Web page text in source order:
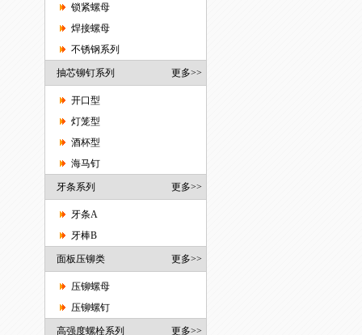
锁紧螺母
焊接螺母
不锈钢系列
抽芯铆钉系列 更多>>
开口型
灯笼型
酒杯型
海马钉
牙条系列 更多>>
牙条A
牙棒B
面板压铆类 更多>>
压铆螺母
压铆螺钉
高强度螺栓系列 更多>>